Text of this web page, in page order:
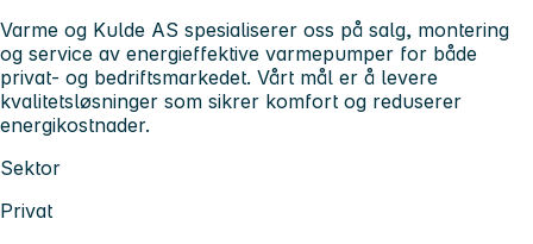
Varme og Kulde AS spesialiserer oss på salg, montering
og service av energieffektive varmepumper for både
privat- og bedriftsmarkedet. Vårt mål er å levere
kvalitetsløsninger som sikrer komfort og reduserer
energikostnader.
Sektor
Privat